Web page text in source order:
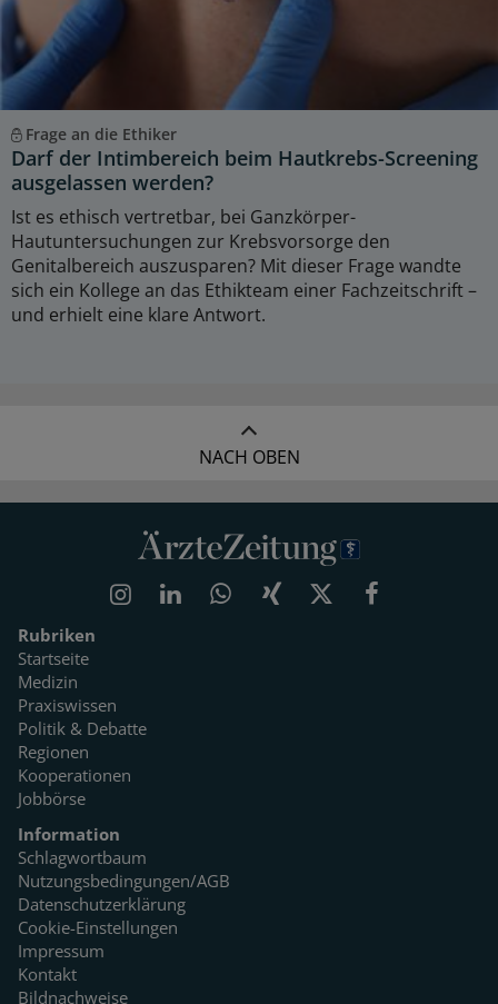
Frage an die Ethiker
Darf der Intimbereich beim Hautkrebs-Screening
ausgelassen werden?
Ist es ethisch vertretbar, bei Ganzkörper-
Hautuntersuchungen zur Krebsvorsorge den
Genitalbereich auszusparen? Mit dieser Frage wandte
sich ein Kollege an das Ethikteam einer Fachzeitschrift –
und erhielt eine klare Antwort.
NACH OBEN
Rubriken
Startseite
Medizin
Praxiswissen
Politik & Debatte
Regionen
Kooperationen
Jobbörse
Information
Schlagwortbaum
Nutzungsbedingungen/AGB
Datenschutzerklärung
Cookie-Einstellungen
Impressum
Kontakt
Bildnachweise